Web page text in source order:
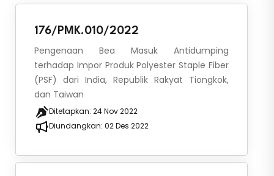
176/PMK.010/2022
Pengenaan Bea Masuk Antidumping
terhadap Impor Produk Polyester Staple Fiber
(PSF) dari India, Republik Rakyat Tiongkok,
dan Taiwan
Ditetapkan: 24 Nov 2022
Diundangkan: 02 Des 2022